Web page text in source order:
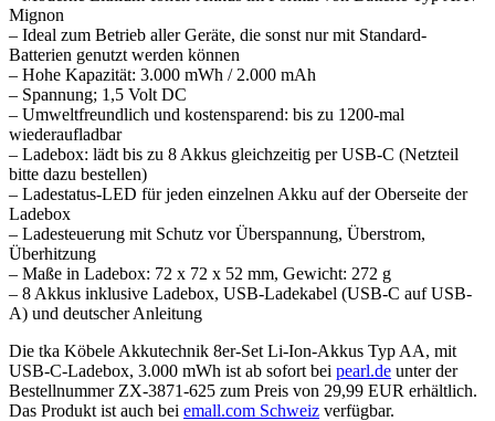
Mignon
– Ideal zum Betrieb aller Geräte, die sonst nur mit Standard-
Batterien genutzt werden können
– Hohe Kapazität: 3.000 mWh / 2.000 mAh
– Spannung; 1,5 Volt DC
– Umweltfreundlich und kostensparend: bis zu 1200-mal
wiederaufladbar
– Ladebox: lädt bis zu 8 Akkus gleichzeitig per USB-C (Netzteil
bitte dazu bestellen)
– Ladestatus-LED für jeden einzelnen Akku auf der Oberseite der
Ladebox
– Ladesteuerung mit Schutz vor Überspannung, Überstrom,
Überhitzung
– Maße in Ladebox: 72 x 72 x 52 mm, Gewicht: 272 g
– 8 Akkus inklusive Ladebox, USB-Ladekabel (USB-C auf USB-
A) und deutscher Anleitung
Die tka Köbele Akkutechnik 8er-Set Li-Ion-Akkus Typ AA, mit
USB-C-Ladebox, 3.000 mWh ist ab sofort bei pearl.de unter der
Bestellnummer ZX-3871-625 zum Preis von 29,99 EUR erhältlich.
Das Produkt ist auch bei emall.com Schweiz verfügbar.